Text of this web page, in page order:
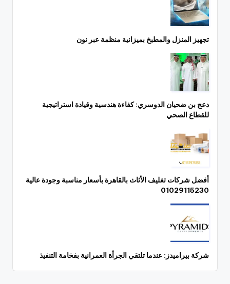
تجهيز المنزل والمطبخ بميزانية منظمة عبر نون
دعج بن ضحيان الدوسري: كفاءة هندسية وقيادة استراتيجية
للقطاع الصحي
أفضل شركات تغليف الأثاث بالقاهرة بأسعار مناسبة وجودة عالية
01029115230
شركة بيراميدز: عندما تلتقي الجرأة العمرانية بفخامة التنفيذ